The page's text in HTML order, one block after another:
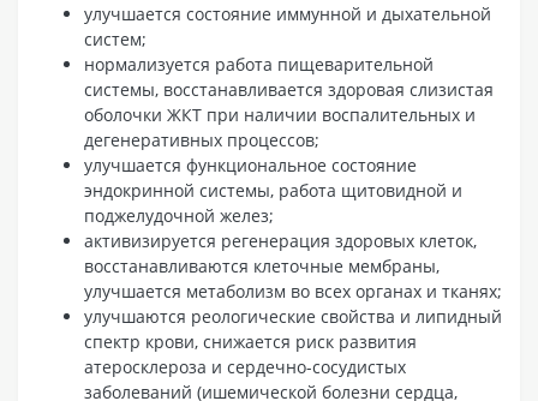
улучшается состояние иммунной и дыхательной
систем;
нормализуется работа пищеварительной
системы, восстанавливается здоровая слизистая
оболочки ЖКТ при наличии воспалительных и
дегенеративных процессов;
улучшается функциональное состояние
эндокринной системы, работа щитовидной и
поджелудочной желез;
активизируется регенерация здоровых клеток,
восстанавливаются клеточные мембраны,
улучшается метаболизм во всех органах и тканях;
улучшаются реологические свойства и липидный
спектр крови, снижается риск развития
атеросклероза и сердечно-сосудистых
заболеваний (ишемической болезни сердца,